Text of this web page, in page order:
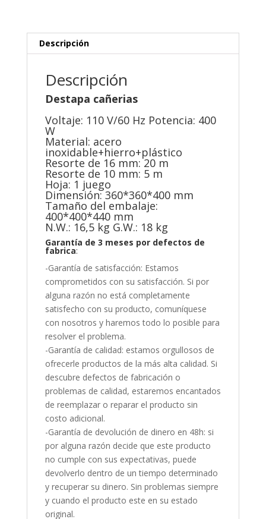
Descripción
Descripción
Destapa cañerias
Voltaje: 110 V/60 Hz Potencia: 400
W
Material: acero
inoxidable+hierro+plástico
Resorte de 16 mm: 20 m
Resorte de 10 mm: 5 m
Hoja: 1 juego
Dimensión: 360*360*400 mm
Tamaño del embalaje:
400*400*440 mm
N.W.: 16,5 kg G.W.: 18 kg
Garantía de 3 meses por defectos de
fabrica:
-Garantía de satisfacción: Estamos
comprometidos con su satisfacción. Si por
alguna razón no está completamente
satisfecho con su producto, comuníquese
con nosotros y haremos todo lo posible para
resolver el problema.
-Garantía de calidad: estamos orgullosos de
ofrecerle productos de la más alta calidad. Si
descubre defectos de fabricación o
problemas de calidad, estaremos encantados
de reemplazar o reparar el producto sin
costo adicional.
-Garantía de devolución de dinero en 48h: si
por alguna razón decide que este producto
no cumple con sus expectativas, puede
devolverlo dentro de un tiempo determinado
y recuperar su dinero. Sin problemas siempre
y cuando el producto este en su estado
original.